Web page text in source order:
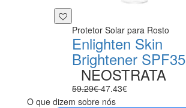
Protetor Solar para Rosto
Enlighten Skin
Brightener SPF35
NEOSTRATA
59.29€47.43€
O que dizem sobre nós